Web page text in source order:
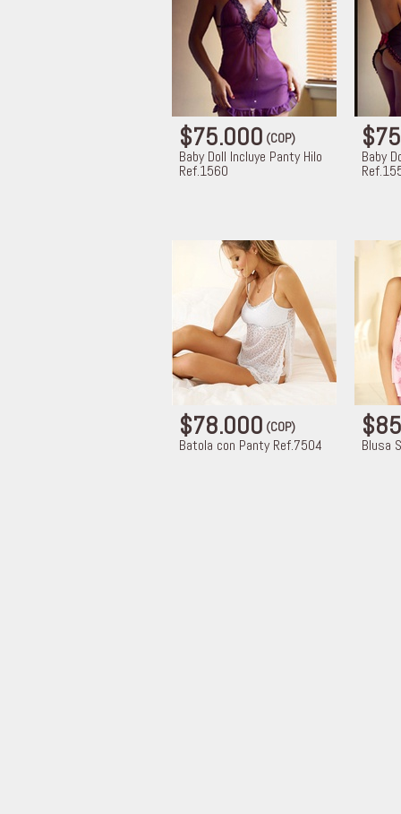
$75.000(COP)
Baby Doll Incluye Panty Hilo
Ref.1560
Baby
$78.000(COP)
Batola con Panty Ref.7504 Blusa